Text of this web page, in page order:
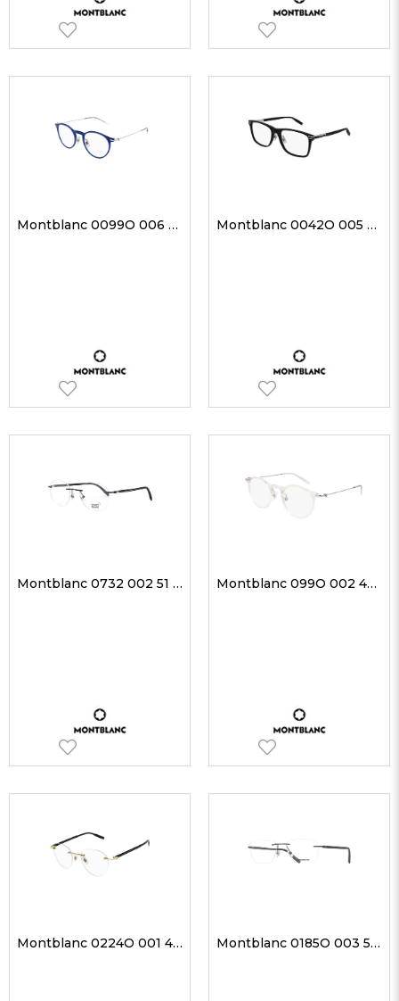
Montblanc 0099O 006 48-21 Unisex Optik Gözlükler Montblanc 0042O 005 58-19 Unisex Optik Gözlükler
Montblanc 0732 002 51 Unisex Optik Gözlükler Montblanc 099O 002 48-21 Unisex Optik Gözlükler
Montblanc 0224O 001 49-20 Erkek Optik Gözlükler Montblanc 0185O 003 55-19 Erkek Optik Gözlükler